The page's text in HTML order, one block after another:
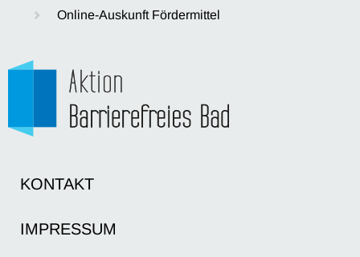
Online-Auskunft Fördermittel
KONTAKT
IMPRESSUM